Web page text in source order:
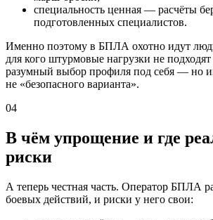
специальность ценная — расчёты
подготовленных специалистов.
Именно поэтому в БПЛА охотно идут
для кого штурмовые нагрузки не
разумный выбор профиля под себя — но
не «безопасного варианта».
04
В чём упрощение и где
риски
А теперь честная часть. Оператор БПЛА
боевых действий, и риски у него свои: